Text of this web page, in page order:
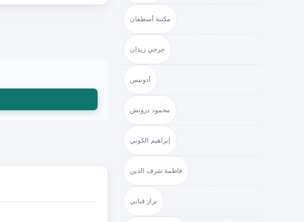
مكتبة أسطفان
جرجي زيدان
أدونيس
محمود درويش
إبراهيم الكوني
فاطمة شرف الدين
نزار قباني